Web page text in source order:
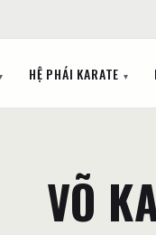
HỆ PHÁI KARATE
VÕ